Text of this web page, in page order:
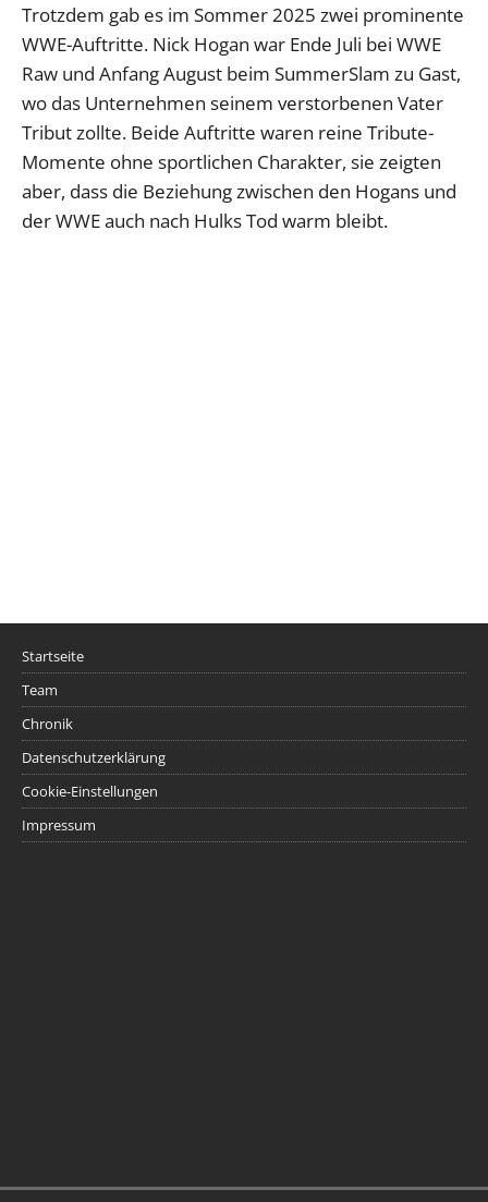
Trotzdem gab es im Sommer 2025 zwei prominente
WWE-Auftritte. Nick Hogan war Ende Juli bei WWE
Raw und Anfang August beim SummerSlam zu Gast,
wo das Unternehmen seinem verstorbenen Vater
Tribut zollte. Beide Auftritte waren reine Tribute-
Momente ohne sportlichen Charakter, sie zeigten
aber, dass die Beziehung zwischen den Hogans und
der WWE auch nach Hulks Tod warm bleibt.
Startseite
Team
Chronik
Datenschutzerklärung
Cookie-Einstellungen
Impressum